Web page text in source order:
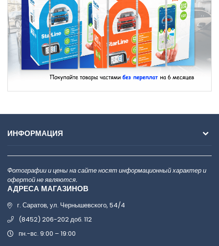
ИНФОРМАЦИЯ
Фотографии и цены на сайте носят информационный характер и
офертой не являются.
АДРЕСА МАГАЗИНОВ
г. Саратов, ул. Чернышевского, 54/4
(8452) 206-202 доб. 112
пн.-вс. 9:00 – 19:00